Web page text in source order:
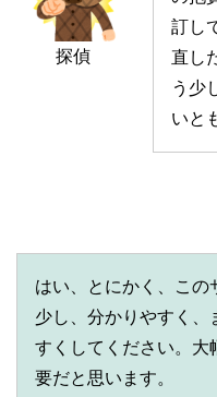
探偵
訂し
直し
う少
いと
はい、とにかく、この
少し、分かりやすく、
すくしてください。大
要だと思います。